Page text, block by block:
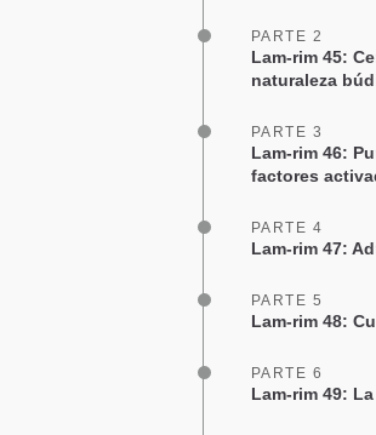
PARTE 2
Lam-rim 45:
naturaleza
PARTE 3
Lam-rim 46:
factores
PARTE 4
Lam-rim 47:
PARTE 5
Lam-rim 48:
PARTE 6
Lam-rim 49: